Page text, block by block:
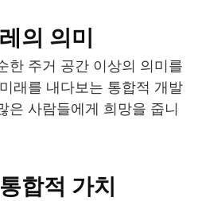
의 의미
한 주거 공간 이상의 의미를
래를 내다보는 통합적 개발
은 사람들에게 희망을 줍니
합적 가치